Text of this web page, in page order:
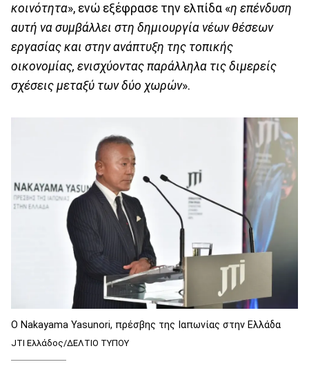
κοινότητα», ενώ εξέφρασε την ελπίδα «η επένδυση
αυτή να συμβάλλει στη δημιουργία νέων θέσεων
εργασίας και στην ανάπτυξη της τοπικής
οικονομίας, ενισχύοντας παράλληλα τις διμερείς
σχέσεις μεταξύ των δύο χωρών».
Ο Nakayama Yasunori, πρέσβης της Ιαπωνίας στην Ελλάδα
JTI Ελλάδος/ΔΕΛΤΙΟ ΤΥΠΟΥ